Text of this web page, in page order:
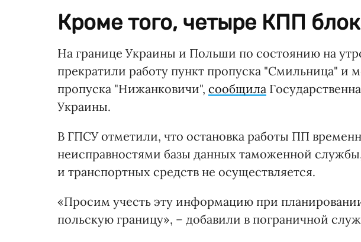
Кроме того, четыре КПП
На границе Украины и Польши по состоянию на
прекратили работу пункт пропуска "Смильница" и
пропуска "Нижанковичи", сообщила
Украины.
В ГПСУ отметили, что остановка работы ПП
неисправностями базы данных таможенной
и транспортных средств не осуществляется.
«Просим учесть эту информацию при
польскую границу», – добавили в пограничной